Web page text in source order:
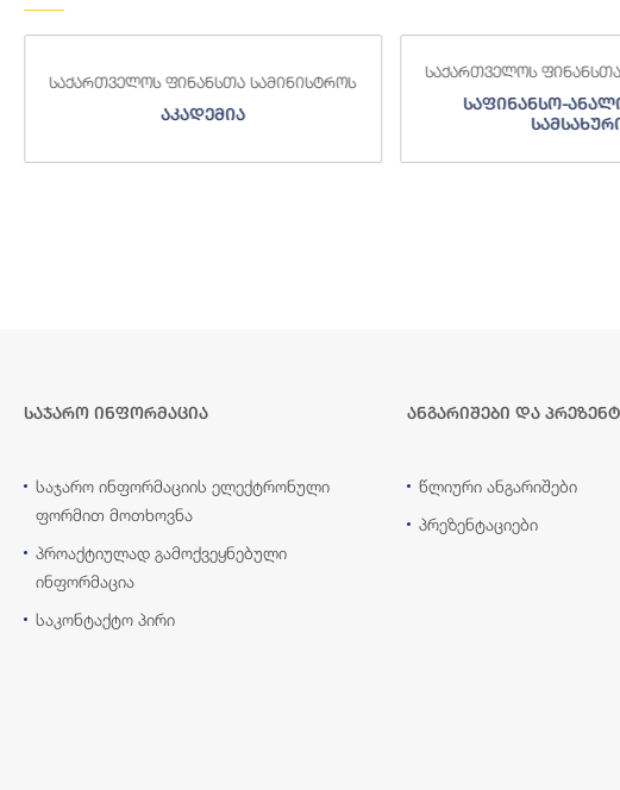
საქართველოს ფინანსთა სამინისტროს
აკადემია
საქართველოს
საფინანსო-
საჯარო ინფორმაცია
საჯარო ინფორმაციის ელექტრონული
ფორმით მოთხოვნა
პროაქტიულად გამოქვეყნებული
ინფორმაცია
საკონტაქტო პირი
ანგარიშები და
წლიური ანგარიშები
პრეზენტაციები